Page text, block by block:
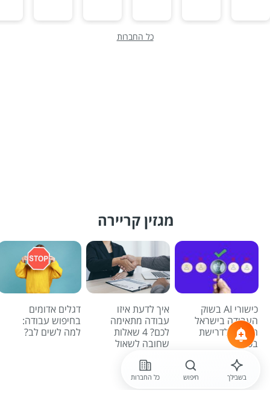
כל החברות
מגזין קריירה
כישורי AI בשוק
העבודה בישראל
הופכים לדרישת
בסיס
איך לדעת איזו
עבודה מתאימה
לכם? 4 שאלות
שחובה לשאול
דגלים אדומים
בחיפוש עבודה:
למה לשים לב?
לכל הכתבות
בשבילך חיפוש כל החברות